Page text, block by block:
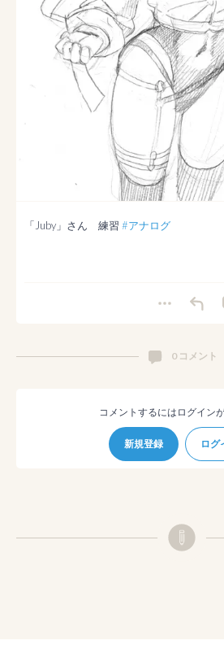
「Juby」さん　練習 #アナログ
0 コメント
コメントするにはログイン
新規登録 ログ